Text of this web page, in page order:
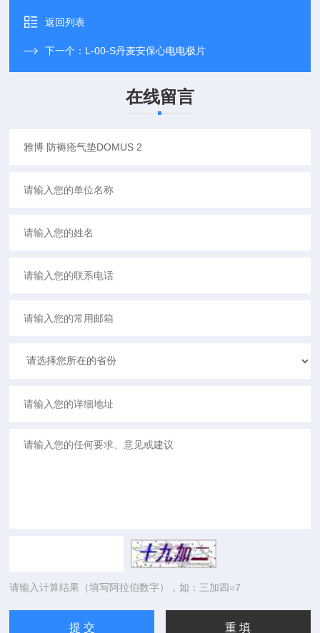
返回列表
下一个： L-00-S丹麦安保心电电极片
在线留言
请输入计算结果（填写阿拉伯数字），如：三加四=7